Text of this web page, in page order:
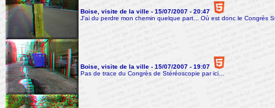
Boise, visite de la ville - 15/07/2007 - 20:47
J'ai du perdre mon chemin quelque part... Où est donc le Congrès
Boise, visite de la ville - 15/07/2007 - 19:07
Pas de trace du Congrès de Stéréoscopie par ici...